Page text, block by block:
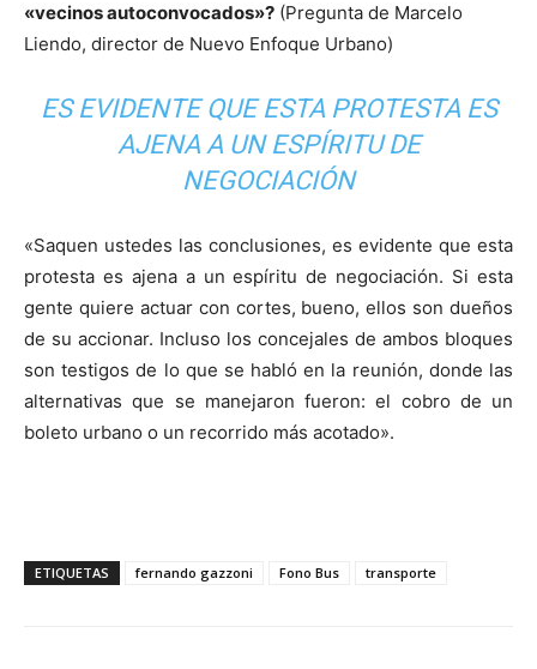
«vecinos autoconvocados»? (Pregunta de Marcelo
Liendo, director de Nuevo Enfoque Urbano)
ES EVIDENTE QUE ESTA PROTESTA ES
AJENA A UN ESPÍRITU DE
NEGOCIACIÓN
«Saquen ustedes las conclusiones, es evidente que esta
protesta es ajena a un espíritu de negociación. Si esta
gente quiere actuar con cortes, bueno, ellos son dueños
de su accionar. Incluso los concejales de ambos bloques
son testigos de lo que se habló en la reunión, donde las
alternativas que se manejaron fueron: el cobro de un
boleto urbano o un recorrido más acotado».
ETIQUETAS fernando gazzoni Fono Bus transporte